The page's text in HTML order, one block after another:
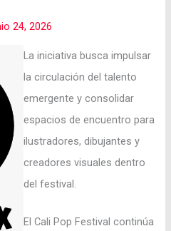
24, 2026
La iniciativa busca impulsar
la circulación del talento
emergente y consolidar
espacios de encuentro para
ilustradores, dibujantes y
creadores visuales dentro
del festival.
El Cali Pop Festival continúa